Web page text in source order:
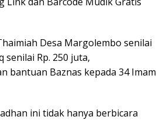
Desa Margolembo senilai
senilai Rp. 250 juta,
bantuan Baznas kepada 34 Imam
ini tidak hanya berbicara